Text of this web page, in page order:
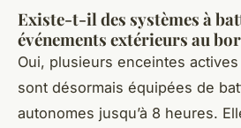
Existe-t-il des systèmes à
événements extérieurs au
Oui, plusieurs enceintes
sont désormais équipées de
autonomes jusqu’à 8 heures.